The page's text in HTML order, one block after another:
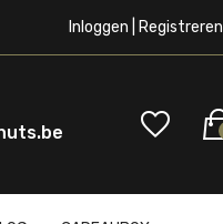
Inloggen | Registreren